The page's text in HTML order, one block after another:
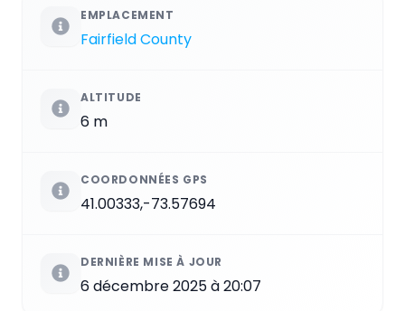
EMPLACEMENT
Fairfield County
ALTITUDE
6 m
COORDONNÉES GPS
41.00333,-73.57694
DERNIÈRE MISE À JOUR
6 décembre 2025 à 20:07